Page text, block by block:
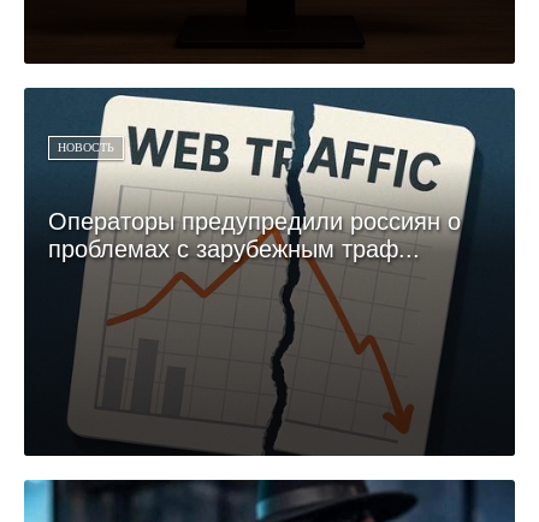
НОВОСТЬ
Операторы предупредили россиян о
проблемах с зарубежным траф...